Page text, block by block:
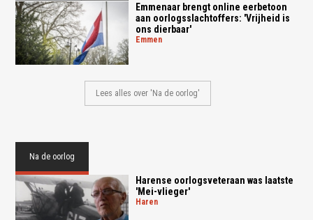
Emmenaar brengt online eerbetoon
aan oorlogsslachtoffers: 'Vrijheid is
ons dierbaar'
emmen
Lees alles over 'Na de oorlog'
Na de oorlog
Harense oorlogsveteraan was laatste
'Mei-vlieger'
haren